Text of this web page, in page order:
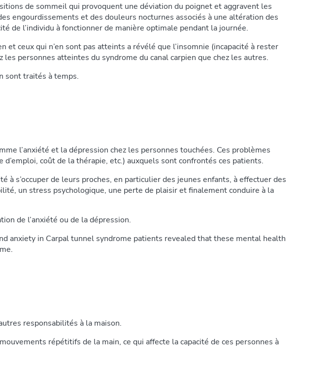
de sommeil qui provoquent une déviation du poignet et aggravent les
engourdissements et des douleurs nocturnes associés à une altération des
de l’individu à fonctionner de manière optimale pendant la journée.
ceux qui n’en sont pas atteints a révélé que l’insomnie (incapacité à rester
personnes atteintes du syndrome du canal carpien que chez les autres.
sont traités à temps.
l’anxiété et la dépression chez les personnes touchées. Ces problèmes
coût de la thérapie, etc.) auxquels sont confrontés ces patients.
s’occuper de leurs proches, en particulier des jeunes enfants, à effectuer des
un stress psychologique, une perte de plaisir et finalement conduire à la
de l’anxiété ou de la dépression.
anxiety in Carpal tunnel syndrome patients revealed that these mental health
responsabilités à la maison.
répétitifs de la main, ce qui affecte la capacité de ces personnes à